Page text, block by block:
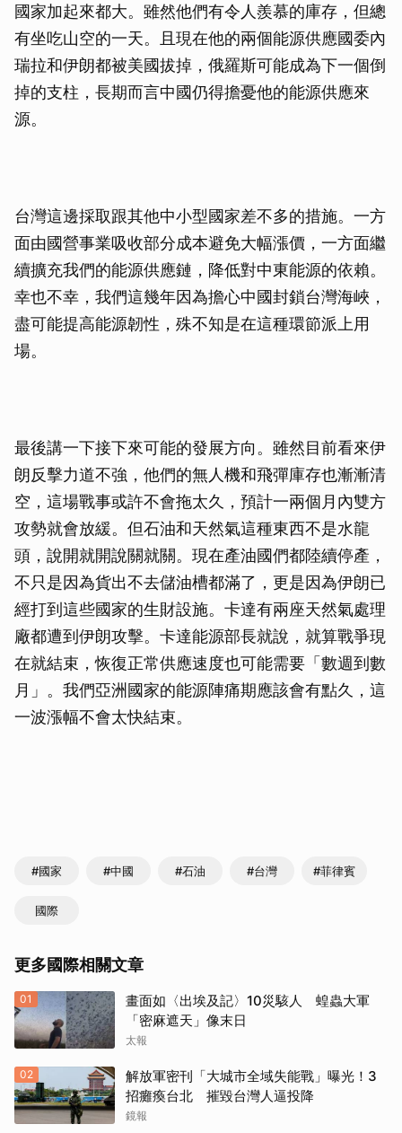
國家加起來都大。雖然他們有令人羨慕的庫存，但總
有坐吃山空的一天。且現在他的兩個能源供應國委內
瑞拉和伊朗都被美國拔掉，俄羅斯可能成為下一個倒
掉的支柱，長期而言中國仍得擔憂他的能源供應來
源。
台灣這邊採取跟其他中小型國家差不多的措施。一方
面由國營事業吸收部分成本避免大幅漲價，一方面繼
續擴充我們的能源供應鏈，降低對中東能源的依賴。
幸也不幸，我們這幾年因為擔心中國封鎖台灣海峽，
盡可能提高能源韌性，殊不知是在這種環節派上用
場。
最後講一下接下來可能的發展方向。雖然目前看來伊
朗反擊力道不強，他們的無人機和飛彈庫存也漸漸清
空，這場戰事或許不會拖太久，預計一兩個月內雙方
攻勢就會放緩。但石油和天然氣這種東西不是水龍
頭，說開就開說關就關。現在產油國們都陸續停產，
不只是因為貨出不去儲油槽都滿了，更是因為伊朗已
經打到這些國家的生財設施。卡達有兩座天然氣處理
廠都遭到伊朗攻擊。卡達能源部長就說，就算戰爭現
在就結束，恢復正常供應速度也可能需要「數週到數
月」。我們亞洲國家的能源陣痛期應該會有點久，這
一波漲幅不會太快結束。
#國家 #中國 #石油 #台灣 #菲律賓
國際
更多國際相關文章
01
畫面如〈出埃及記〉10災駭人 蝗蟲大軍
「密麻遮天」像末日
太報
02
解放軍密刊「大城市全域失能戰」曝光！3
招癱瘓台北 摧毀台灣人逼投降
鏡報